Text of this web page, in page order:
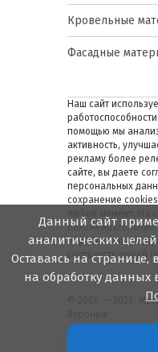
Кровельные
Фасадные
Наш сайт
помощью мы
активность,
рекламу более
сайте, вы даете
персональных
сохранение cookies
любой момент. На
рекомендательные
обработке
соответствующей
© 2006 — 2026.
Данный сайт
аналитических
Оставаясь на странице,
на обработку данных